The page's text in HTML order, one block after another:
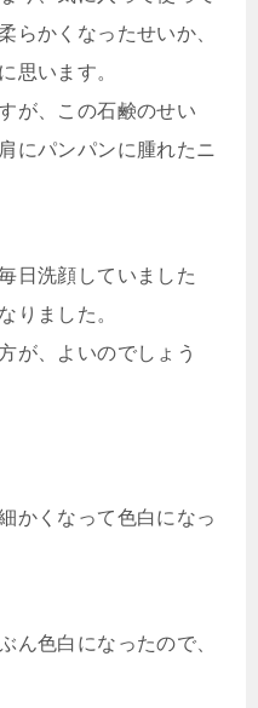
らかくなったせいか、
思います。
が、この石鹸のせい
にパンパンに腫れたニ
日洗顔していました
りました。
が、よいのでしょう
かくなって色白になっ
ん色白になったので、